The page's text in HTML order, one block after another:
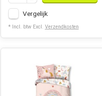
Vergelijk
* Incl. btw Excl. Verzendkosten